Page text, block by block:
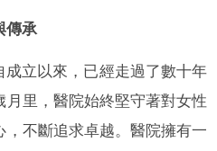
傳承
成立以來，已經走過了數十年
里，醫院始終堅守著對女性
不斷追求卓越。醫院擁有一